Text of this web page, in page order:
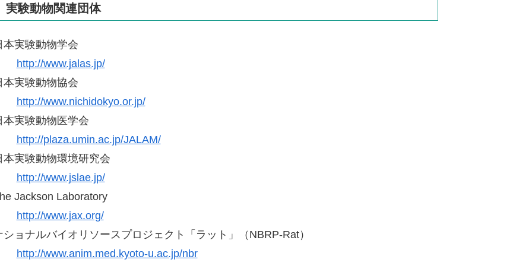
実験動物関連団体
本実験動物学会
http://www.jalas.jp/
本実験動物協会
http://www.nichidokyo.or.jp/
本実験動物医学会
http://plaza.umin.ac.jp/JALAM/
本実験動物環境研究会
http://www.jslae.jp/
Jackson Laboratory
http://www.jax.org/
ショナルバイオリソースプロジェクト「ラット」（NBRP-Rat）
http://www.anim.med.kyoto-u.ac.jp/nbr